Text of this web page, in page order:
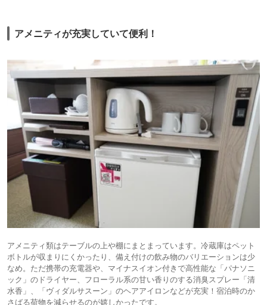
アメニティが充実していて便利！
アメニティ類はテーブルの上や棚にまとまっています。冷蔵庫はペット
ボトルが収まりにくかったり、備え付けの飲み物のバリエーションは少
なめ。ただ携帯の充電器や、マイナスイオン付きで高性能な「パナソニ
ック」のドライヤー、フローラル系の甘い香りのする消臭スプレー「清
水香」、「ヴィダルサスーン」のヘアアイロンなどが充実！宿泊時のか
さばる荷物を減らせるのが嬉しかったです。